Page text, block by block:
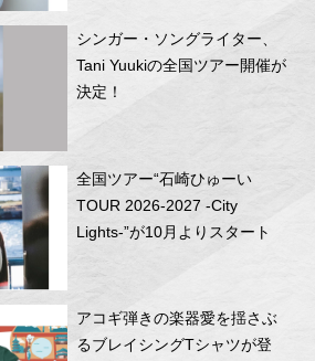
シンガー・ソングライター、
Tani Yuukiの全国ツアー開催が
決定！
全国ツアー“石崎ひゅーい
TOUR 2026-2027 -City
Lights-”が10月よりスタート
アコギ弾きの楽器愛を揺さぶ
るブレイシングTシャツが登